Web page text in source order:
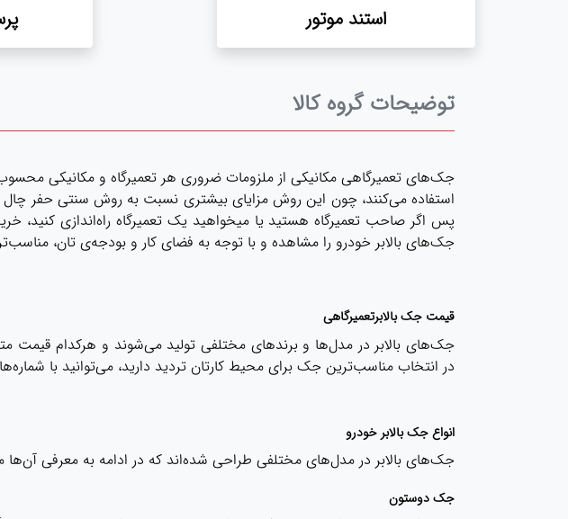
استند موتور
توضیحات گروه کالا
جک‌های تعمیرگاهی مکانیکی از ملزومات ضروری هر تعمیرگاه و مکانیکی
استفاده می‌کنند، چون این روش مزایای بیشتری نسبت به روش سنتی حفر چال
پس اگر صاحب تعمیرگاه هستید یا میخواهید یک تعمیرگاه راه‌اندازی
جک‌های بالابر خودرو را مشاهده و با توجه به فضای کار و بودجه‌ی تان،
قیمت جک بالابرتعمیرگاهی
جک‌های بالابر در مدل‌ها و برندهای مختلفی تولید می‌شوند و هرکدام قیمت
در انتخاب مناسب‌ترین جک برای محیط کارتان تردید دارید، می‌توانید با
انواع جک بالابر خودرو
جک‌های بالابر در مدل‌های مختلفی طراحی شده‌اند که در ادامه به معرفی آن‌ها
جک دوستون